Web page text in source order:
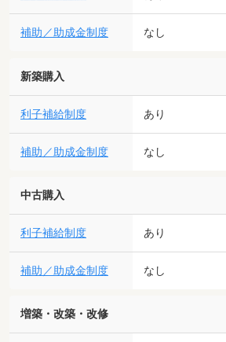
補助／助成金制度 なし
新築購入
利子補給制度 あり
補助／助成金制度 なし
中古購入
利子補給制度 あり
補助／助成金制度 なし
増築・改築・改修